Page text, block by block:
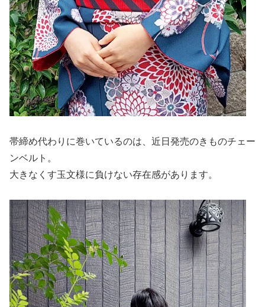
帯締め代わりに巻いているのは、近日発売のきものチェー
ンベルト。
大きなくす玉文様に負けない存在感があります。